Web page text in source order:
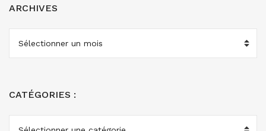
ARCHIVES
CATÉGORIES :